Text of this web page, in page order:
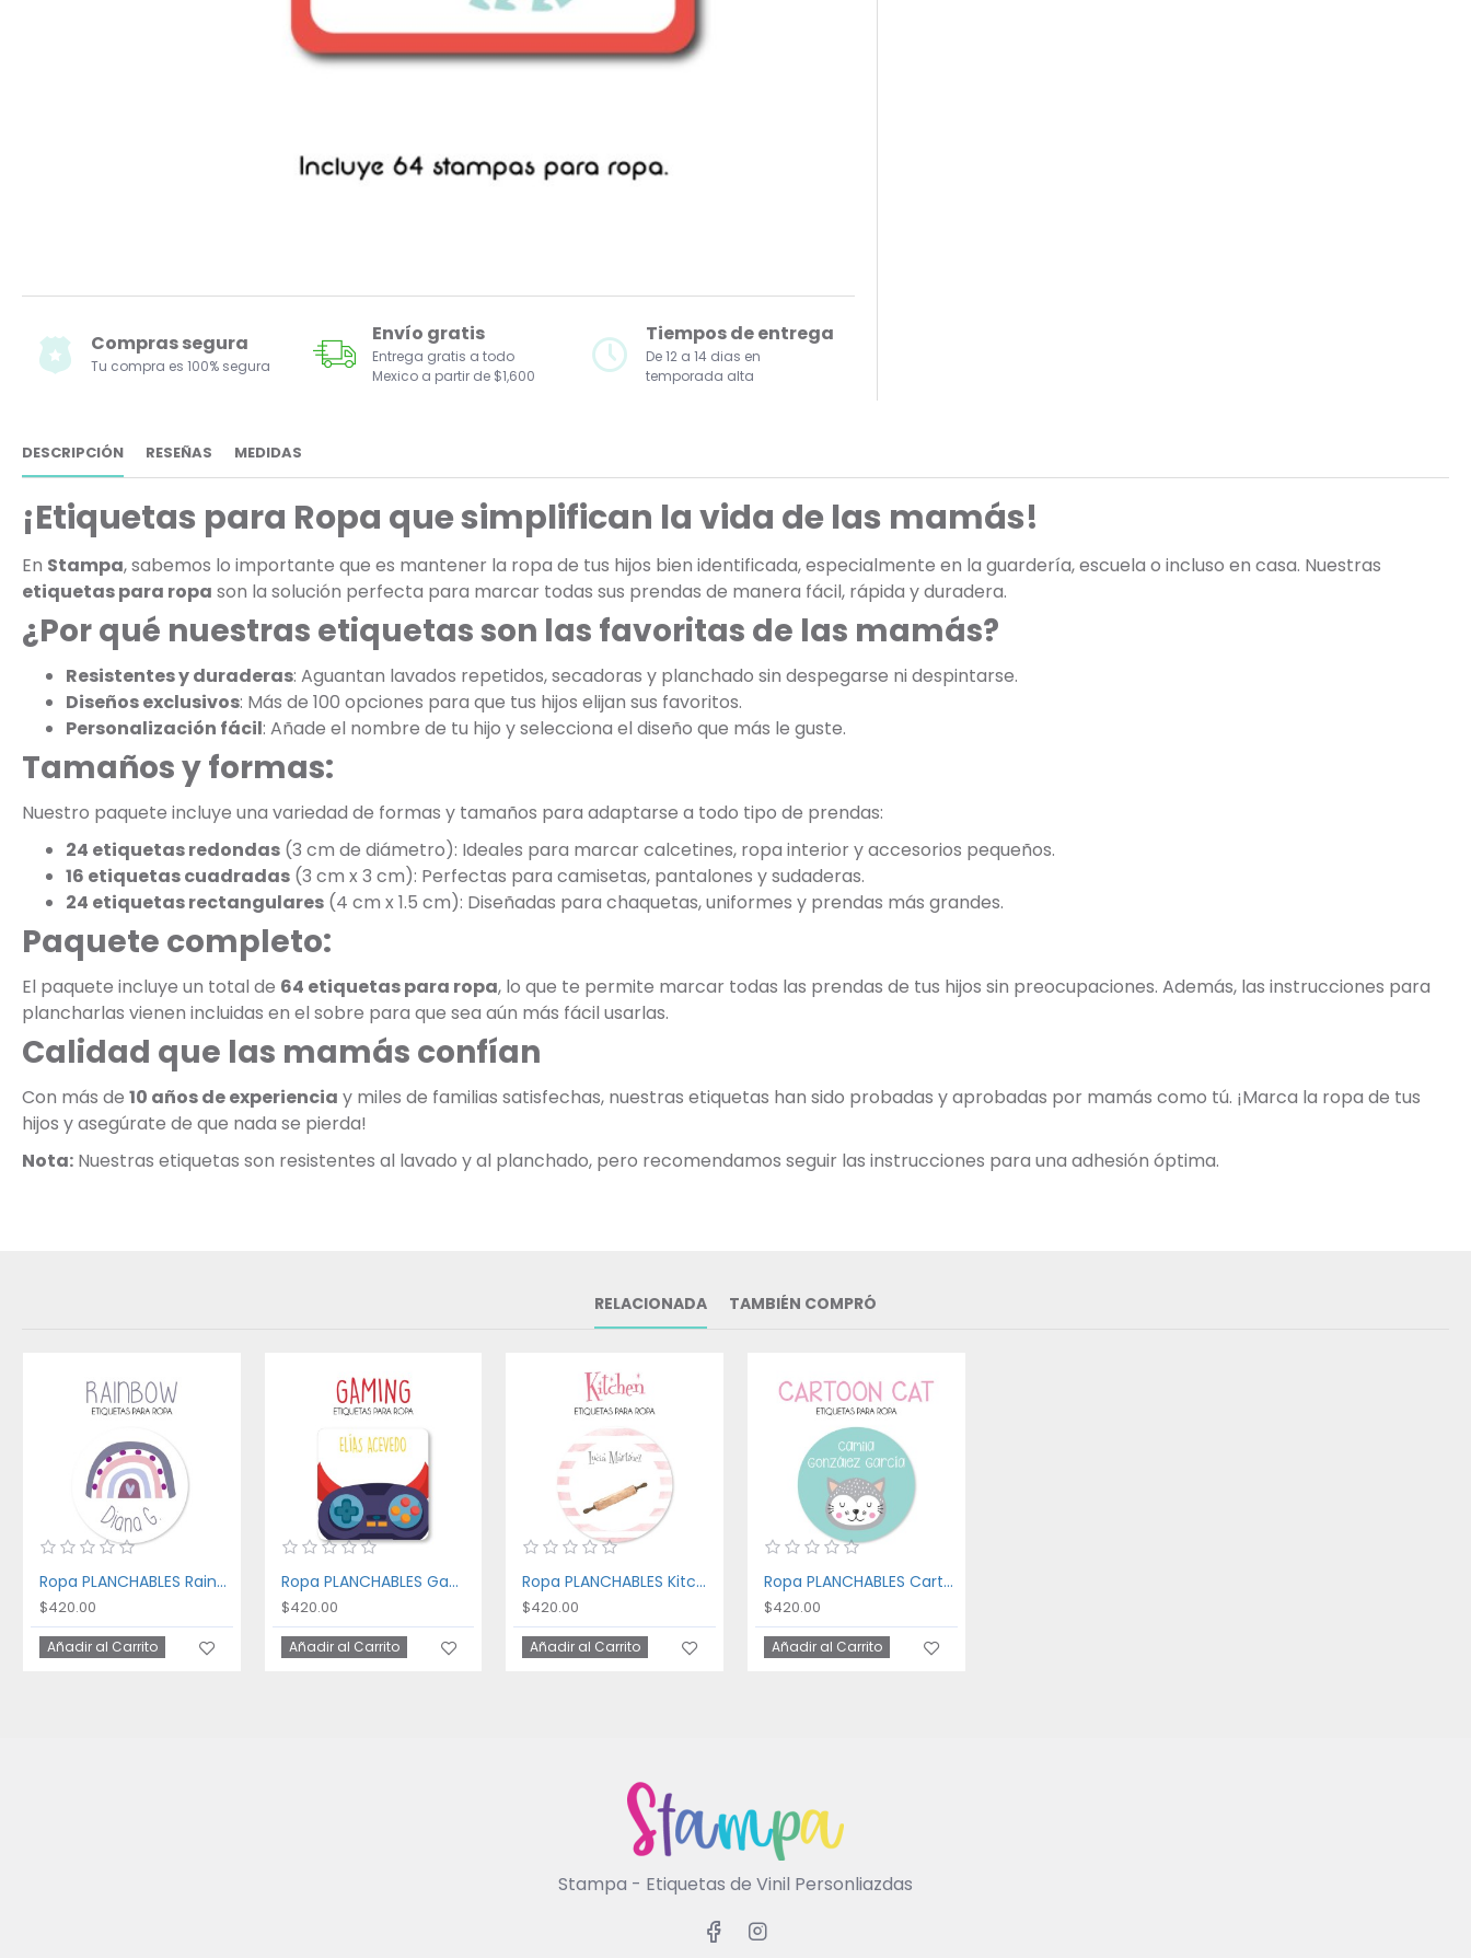
Compras segura
Tu compra es 100% segura
Envío gratis
Entrega gratis a todo
Mexico a partir de $1,600
Tiempos de entrega
De 12 a 14 dias en
temporada alta
DESCRIPCIÓN RESEÑAS MEDIDAS
¡Etiquetas para Ropa que simplifican la vida de las mamás!
En Stampa, sabemos lo importante que es mantener la ropa de tus hijos bien identificada, especialmente en la guardería, escuela o incluso en casa. Nuestras
etiquetas para ropa son la solución perfecta para marcar todas sus prendas de manera fácil, rápida y duradera.
¿Por qué nuestras etiquetas son las favoritas de las mamás?
Resistentes y duraderas: Aguantan lavados repetidos, secadoras y planchado sin despegarse ni despintarse.
Diseños exclusivos: Más de 100 opciones para que tus hijos elijan sus favoritos.
Personalización fácil: Añade el nombre de tu hijo y selecciona el diseño que más le guste.
Tamaños y formas:
Nuestro paquete incluye una variedad de formas y tamaños para adaptarse a todo tipo de prendas:
24 etiquetas redondas (3 cm de diámetro): Ideales para marcar calcetines, ropa interior y accesorios pequeños.
16 etiquetas cuadradas (3 cm x 3 cm): Perfectas para camisetas, pantalones y sudaderas.
24 etiquetas rectangulares (4 cm x 1.5 cm): Diseñadas para chaquetas, uniformes y prendas más grandes.
Paquete completo:
El paquete incluye un total de 64 etiquetas para ropa, lo que te permite marcar todas las prendas de tus hijos sin preocupaciones. Además, las instrucciones para
plancharlas vienen incluidas en el sobre para que sea aún más fácil usarlas.
Calidad que las mamás confían
Con más de 10 años de experiencia y miles de familias satisfechas, nuestras etiquetas han sido probadas y aprobadas por mamás como tú. ¡Marca la ropa de tus
hijos y asegúrate de que nada se pierda!
Nota: Nuestras etiquetas son resistentes al lavado y al planchado, pero recomendamos seguir las instrucciones para una adhesión óptima.
RELACIONADA TAMBIÉN COMPRÓ
Ropa PLANCHABLES Rainbow
$420.00
Añadir al Carrito
Ropa PLANCHABLES Gaming
$420.00
Añadir al Carrito
Ropa PLANCHABLES Kitchen
$420.00
Añadir al Carrito
Ropa PLANCHABLES Cartoon Cat
$420.00
Añadir al Carrito
Stampa - Etiquetas de Vinil Personliazdas